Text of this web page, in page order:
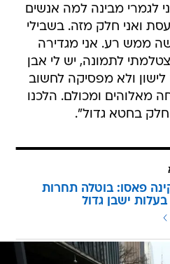
לגמרי מבינה למה אנשים
ואני חלק מזה. בשבילי
ממש רע. אני מגדירה
לתמונה, יש לי אבן
ולא מפסיקה לחשוב
מאלוהים ומכולם. הלכנו
בחטא גדול".
פאסו: בוטלה תחרות
בעלות ישבן גדול